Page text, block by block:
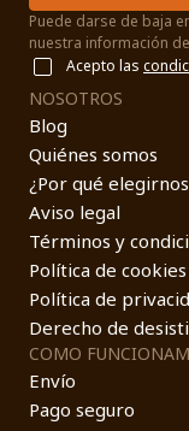
Puede darse de baja
nuestra información
Acepto las
NOSOTROS
Blog
Quiénes somos
¿Por qué
Aviso legal
Términos y
Política de cookies
Política de
Derecho de
COMO
Envío
Pago seguro